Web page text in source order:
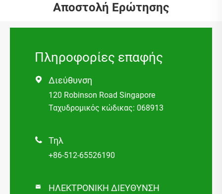
Αποστολή Ερώτησης
Πληροφορίες επαφής
 Διεύθυνση
120 Robinson Road Singapore
Ταχυδρομικός κώδικας: 068913
 Τηλ
+86-512-65526190
 ΗΛΕΚΤΡΟΝΙΚΗ ΔΙΕΥΘΥΝΣΗ